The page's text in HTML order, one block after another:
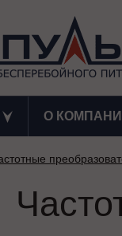
О